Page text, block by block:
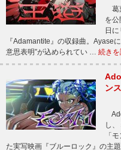
葛
を
日
『Adamantite』の収録曲。Ayase
意思表明”が込められてい … 続き
ン
し
「
た実写映画『ブルーロック』の主